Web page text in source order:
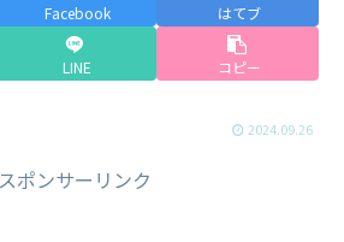
Facebook はてブ
LINE コピー
2024.09.26
スポンサーリンク